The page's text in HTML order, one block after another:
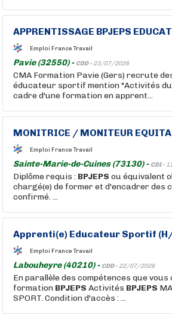
APPRENTISSAGE BPJEPS
Emploi France Travail
Pavie (32550) - CDD - 23/07/2026
CMA Formation Pavie (Gers) recrute
éducateur sportif mention "Activités du
cadre d'une formation en apprent...
MONITRICE / MONITEUR
Emploi France Travail
Sainte-Marie-de-Cuines (73130) - CDI -
Diplôme requis : BPJEPS ou équivalent
chargé(e) de former et d'encadrer des
confirmé. ...
Apprenti(e) Educateur Sportif
Emploi France Travail
Labouheyre (40210) - CDD - 22/07/2026
En parallèle des compétences que
formation BPJEPS Activités BPJEPS
SPORT. Condition d'accès : ...